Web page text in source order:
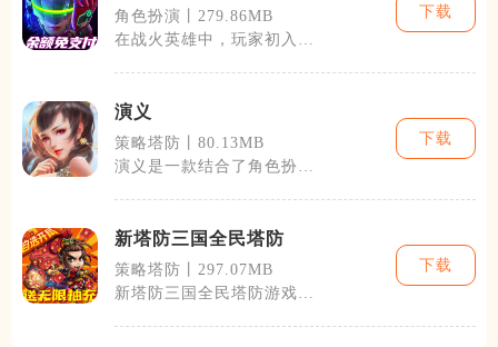
角色扮演丨279.86MB
在战火英雄中，玩家初入游
务，快速熟悉游
下载
演义
策略塔防丨80.13MB
演义是一款结合了角色扮演
穿越回古代华
下载
新塔防三国全民塔防
策略塔防丨297.07MB
新塔防三国全民塔防游戏
期的君主，组建
下载